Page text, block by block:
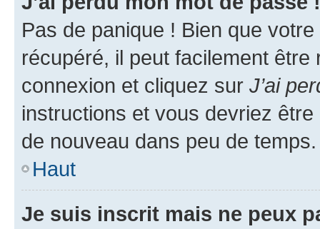
Pas de panique ! Bien que
récupéré, il peut facilement
connexion et cliquez sur J’ai
instructions et vous devriez
de nouveau dans peu de temps.
Haut
Je suis inscrit mais ne peux